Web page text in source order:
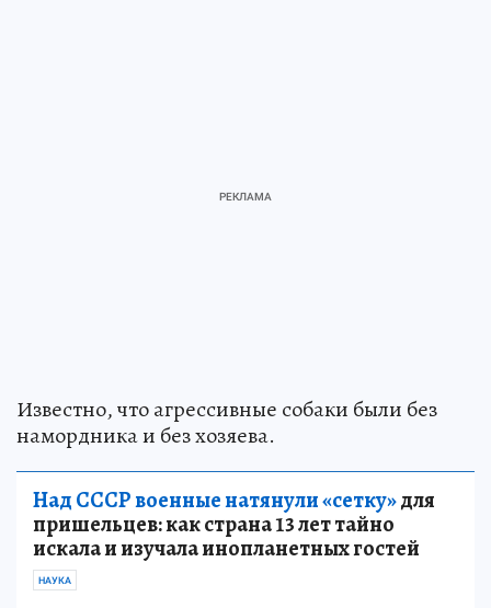
Известно, что агрессивные собаки были без
намордника и без хозяева.
Над СССР военные натянули «сетку»для
пришельцев: как страна 13 лет тайно
искала и изучала инопланетных гостей
НАУКА